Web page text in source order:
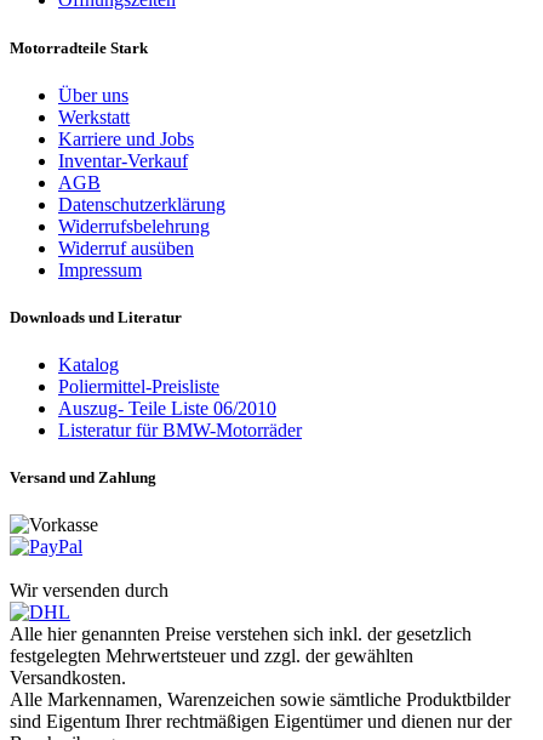
Motorradteile Stark
Über uns
Werkstatt
Karriere und Jobs
Inventar-Verkauf
AGB
Datenschutzerklärung
Widerrufsbelehrung
Widerruf ausüben
Impressum
Downloads und Literatur
Katalog
Poliermittel-Preisliste
Auszug- Teile Liste 06/2010
Listeratur für BMW-Motorräder
Versand und Zahlung
Wir versenden durch
Alle hier genannten Preise verstehen sich inkl. der gesetzlich
festgelegten Mehrwertsteuer und zzgl. der gewählten
Versandkosten.
Alle Markennamen, Warenzeichen sowie sämtliche Produktbilder
sind Eigentum Ihrer rechtmäßigen Eigentümer und dienen nur der